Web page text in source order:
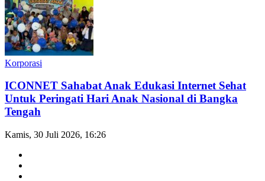
Korporasi
ICONNET Sahabat Anak Edukasi Internet Sehat
Untuk Peringati Hari Anak Nasional di Bangka
Tengah
Kamis, 30 Juli 2026, 16:26